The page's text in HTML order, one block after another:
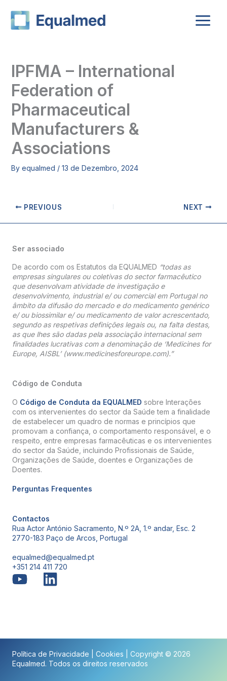
content
IPFMA – International
Federation of
Pharmaceutical
Manufacturers &
Associations
By equalmed / 13 de Dezembro, 2024
PREVIOUS NEXT
Ser associado
De acordo com os Estatutos da EQUALMED “todas as
empresas singulares ou coletivas do sector farmacêutico
que desenvolvam atividade de investigação e
desenvolvimento, industrial e/ ou comercial em Portugal no
âmbito da difusão do mercado e do medicamento genérico
e/ ou biossimilar e/ ou medicamento de valor acrescentado,
segundo as respetivas definições legais ou, na falta destas,
as que lhes são dadas pela associação internacional sem
finalidades lucrativas com a denominação de ‘Medicines for
Europe, AISBL’ (www.medicinesforeurope.com).”
Código de Conduta
O Código de Conduta da EQUALMED sobre Interações
com os intervenientes do sector da Saúde tem a finalidade
de estabelecer um quadro de normas e princípios que
promovam a confiança, o comportamento responsável, e o
respeito, entre empresas farmacêuticas e os intervenientes
do sector da Saúde, incluindo Profissionais de Saúde,
Organizações de Saúde, doentes e Organizações de
Doentes.
Perguntas Frequentes
Contactos
Rua Actor António Sacramento, N.º 2A, 1.º andar, Esc. 2
2770-183 Paço de Arcos, Portugal
equalmed@equalmed.pt
+351 214 411 720
Política de Privacidade Cookies | Copyright © 2026
Equalmed. Todos os direitos reservados